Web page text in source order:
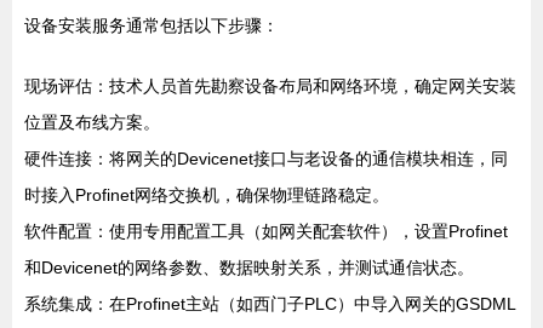
设备安装服务通常包括以下步骤：
现场评估：技术人员首先勘察设备布局和网络环境，确定网关安装
位置及布线方案。
硬件连接：将网关的Devicenet接口与老设备的通信模块相连，同
时接入Profinet网络交换机，确保物理链路稳定。
软件配置：使用专用配置工具（如网关配套软件），设置Profinet
和Devicenet的网络参数、数据映射关系，并测试通信状态。
系统集成：在Profinet主站（如西门子PLC）中导入网关的GSDML